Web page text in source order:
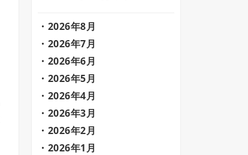
2026年8月
2026年7月
2026年6月
2026年5月
2026年4月
2026年3月
2026年2月
2026年1月